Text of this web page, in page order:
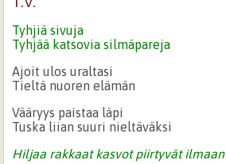
Tyhjiä sivuja
Tyhjää katsovia silmäpareja
Ajoit ulos uraltasi
Tieltä nuoren elämän
Vääryys paistaa läpi
Tuska liian suuri nieltäväksi
Hiljaa rakkaat kasvot piirtyvät ilmaan